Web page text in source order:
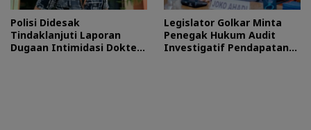
Polisi Didesak
Tindaklanjuti Laporan
Dugaan Intimidasi Dokter
Legislator Golkar Minta
Penegak Hukum Audit
Investigatif Pendapatan